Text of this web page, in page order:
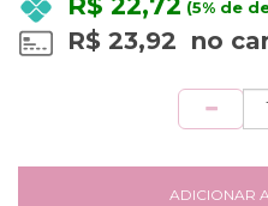
(5% de
R$ 23,92 no
ADICIONAR